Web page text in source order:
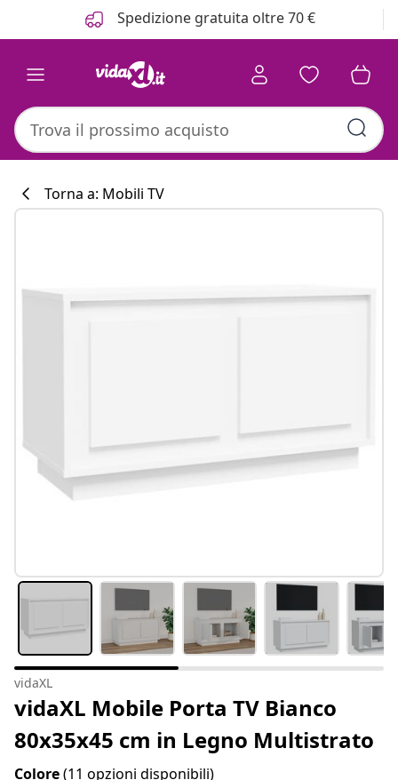
Spedizione gratuita oltre 70 €
Torna a: Mobili TV
vidaXL
vidaXL Mobile Porta TV Bianco
80x35x45 cm in Legno Multistrato
Colore(11 opzioni disponibili)